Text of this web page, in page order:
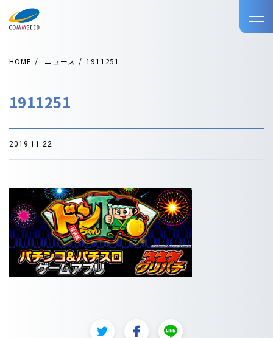
HOME ニュース 1911251
1911251
2019.11.22